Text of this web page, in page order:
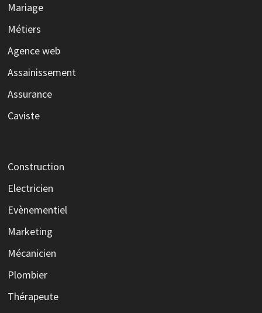
Mariage
Métiers
Agence web
Assainissement
Assurance
Caviste
Construction
Electricien
Evènementiel
Marketing
Mécanicien
Plombier
Thérapeute